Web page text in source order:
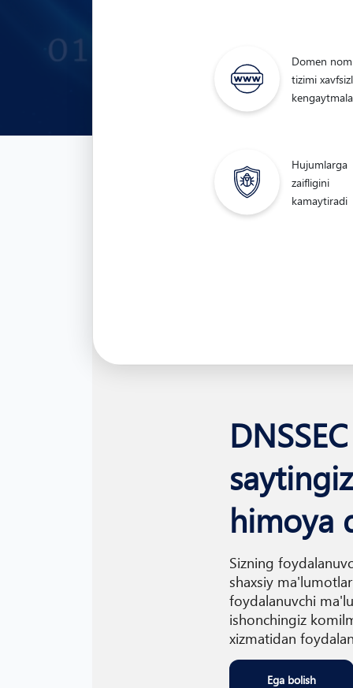
Domen
tizimi
Hujumlarga
zaifligini
kamaytiradi
himoya
Sizning
shaxsiy
foydalanuvchi
ishonchingiz
xizmatidan
Ega bolish